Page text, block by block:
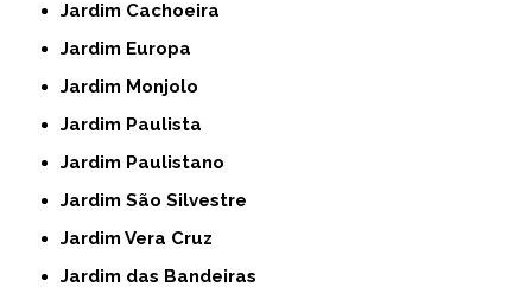
Jardim Cachoeira
Jardim Europa
Jardim Monjolo
Jardim Paulista
Jardim Paulistano
Jardim São Silvestre
Jardim Vera Cruz
Jardim das Bandeiras